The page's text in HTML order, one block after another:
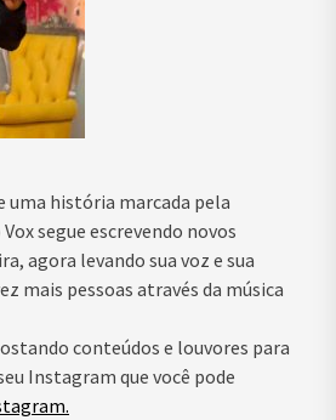
uma história marcada pela
segue escrevendo novos
agora levando sua voz e sua
mais pessoas através da música
conteúdos e louvores para
Instagram que você pode